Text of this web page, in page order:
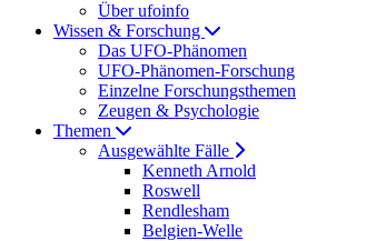
Über ufoinfo
Wissen & Forschung
Das UFO-Phänomen
UFO-Phänomen-Forschung
Einzelne Forschungsthemen
Zeugen & Psychologie
Themen
Ausgewählte Fälle
Kenneth Arnold
Roswell
Rendlesham
Belgien-Welle